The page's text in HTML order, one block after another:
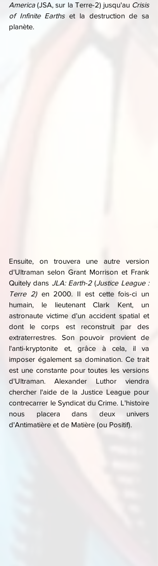
America (JSA, sur la Terre-2) jusqu'au Crisis
of Infinite Earths et la destruction de sa
planète.
Ensuite, on trouvera une autre version
d'Ultraman selon Grant Morrison et Frank
Quitely dans JLA: Earth-2 (Justice League :
Terre 2) en 2000. Il est cette fois-ci un
humain, le lieutenant Clark Kent, un
astronaute victime d'un accident spatial et
dont le corps est reconstruit par des
extraterrestres. Son pouvoir provient de
l'anti-kryptonite et, grâce à cela, il va
imposer également sa domination. Ce trait
est une constante pour toutes les versions
d'Ultraman. Alexander Luthor viendra
chercher l'aide de la Justice League pour
contrecarrer le Syndicat du Crime. L'histoire
nous placera dans deux univers
d'Antimatière et de Matière (ou Positif).